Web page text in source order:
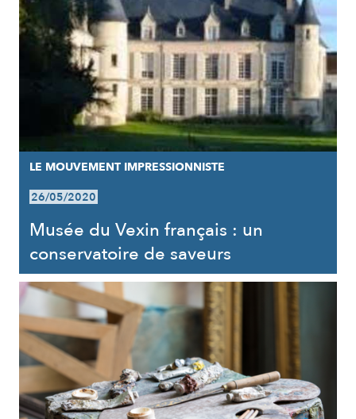
LE MOUVEMENT IMPRESSIONNISTE
26/05/2020
Musée du Vexin français : un
conservatoire de saveurs